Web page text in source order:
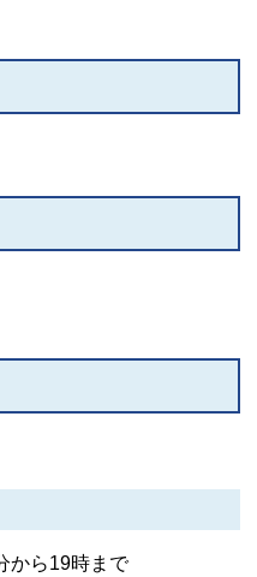
から19時まで